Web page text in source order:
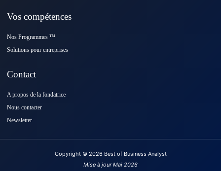
Vos compétences
Nos Programmes ™️
Solutions pour entreprises
Contact
A propos de la fondatrice
Nous contacter
Newsletter
Copyright © 2026 Best of Business Analyst
Mise à jour Mai 2026